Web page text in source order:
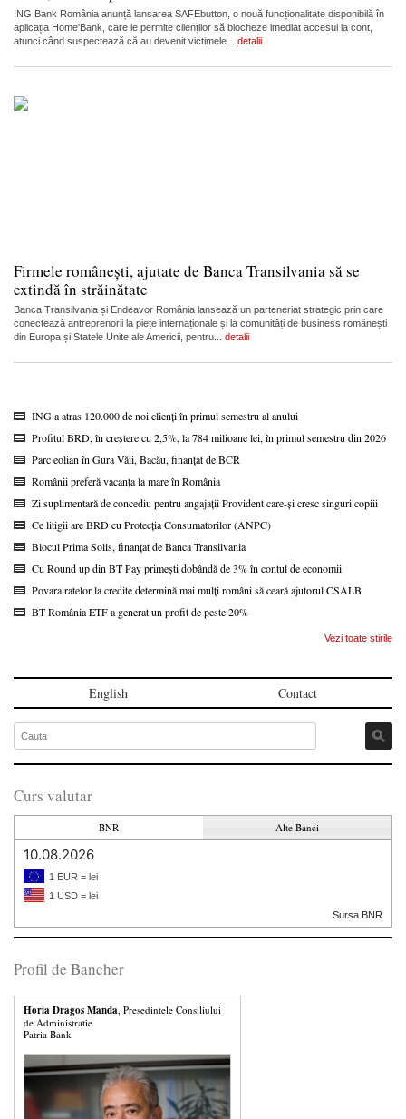
ING Bank România anunță lansarea SAFEbutton, o nouă funcționalitate disponibilă în
aplicația Home'Bank, care le permite clienților să blocheze imediat accesul la cont,
atunci când suspectează că au devenit victimele... detalii
Firmele românești, ajutate de Banca Transilvania să se
extindă în străinătate
Banca Transilvania și Endeavor România lansează un parteneriat strategic prin care
conectează antreprenorii la piețe internaționale și la comunități de business românești
din Europa și Statele Unite ale Americii, pentru... detalii
ING a atras 120.000 de noi clienți în primul semestru al anului
Profitul BRD, în creștere cu 2,5%, la 784 milioane lei, în primul semestru din 2026
Parc eolian în Gura Văii, Bacău, finanțat de BCR
Românii preferă vacanța la mare în România
Zi suplimentară de concediu pentru angajații Provident care-și cresc singuri copiii
Ce litigii are BRD cu Protecția Consumatorilor (ANPC)
Blocul Prima Solis, finanțat de Banca Transilvania
Cu Round up din BT Pay primești dobândă de 3% în contul de economii
Povara ratelor la credite determină mai mulți români să ceară ajutorul CSALB
BT România ETF a generat un profit de peste 20%
Vezi toate stirile
English Contact
Curs valutar
BNR Alte Banci
10.08.2026
1 EUR = lei
1 USD = lei
Sursa BNR
Profil de Bancher
Horia Dragos Manda , Presedintele Consiliului
de Administratie
Patria Bank